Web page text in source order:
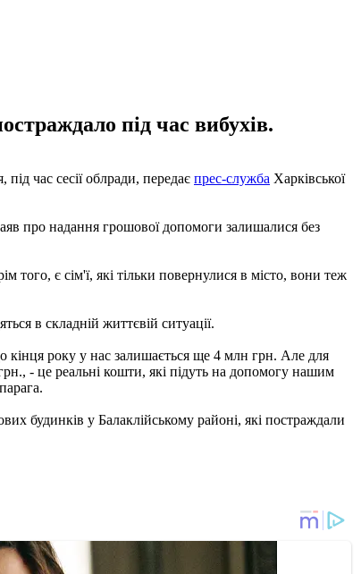
під час вибухів.
час сесії облради, передає прес-служба Харківської
про надання грошової допомоги залишалися без
того, є сім'ї, які тільки повернулися в місто, вони теж
в складній життєвій ситуації.
кінця року у нас залишається ще 4 млн грн. Але для
- це реальні кошти, які підуть на допомогу нашим
будинків у Балаклійському районі, які постраждали